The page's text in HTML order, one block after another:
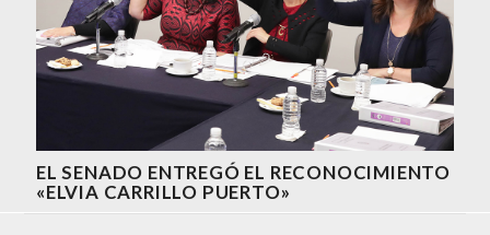
EL SENADO ENTREGÓ EL RECONOCIMIENTO
«ELVIA CARRILLO PUERTO»